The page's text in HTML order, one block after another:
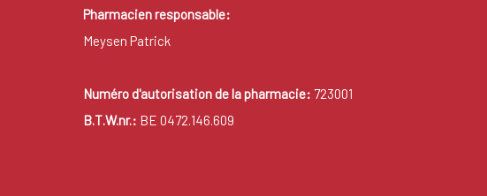
Pharmacien responsable:
Meysen Patrick
Numéro d'autorisation de la pharmacie: 723001
B.T.W.nr.: BE 0472.146.609